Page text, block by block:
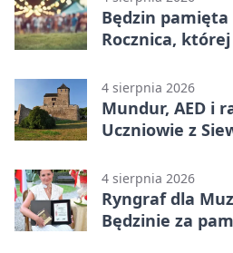
Będzin
Rocznica,
4 sierpnia 2026
Mundur, AED i
Uczniowie z
4 sierpnia 2026
Ryngraf dla
Będzinie za